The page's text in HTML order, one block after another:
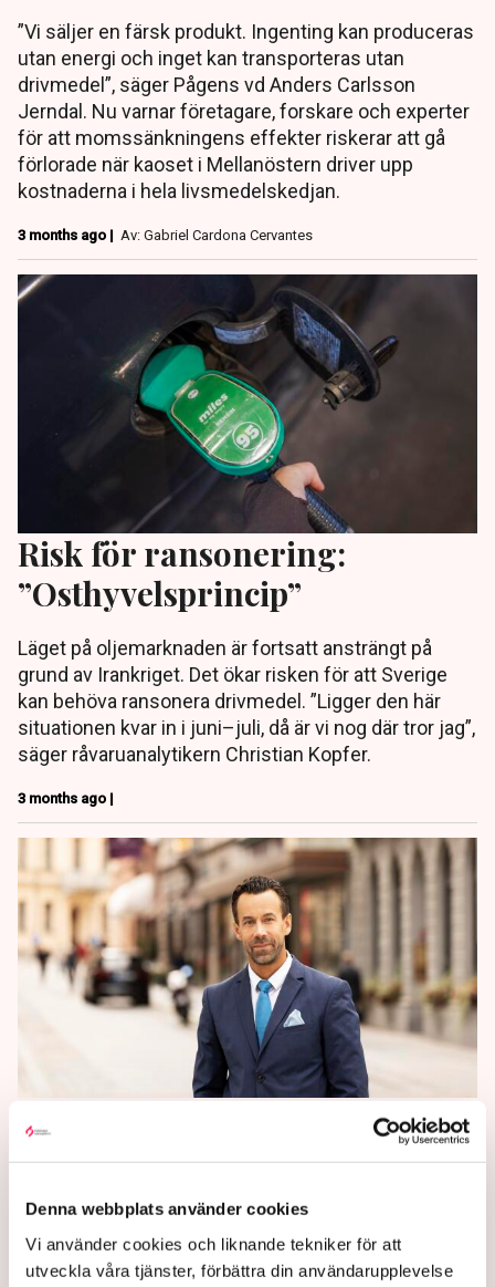
Denna webbplats använder cookies
Vi använder cookies och liknande tekniker för att
utveckla våra tjänster, förbättra din användarupplevelse
”Vi säljer en färsk produkt. Ingenting kan produceras
utan energi och inget kan transporteras utan
drivmedel”, säger Pågens vd Anders Carlsson
Jerndal. Nu varnar företagare, forskare och experter
för att momssänkningens effekter riskerar att gå
förlorade när kaoset i Mellanöstern driver upp
kostnaderna i hela livsmedelskedjan.
3 months ago | Av: Gabriel Cardona Cervantes
Risk för ransonering:
”Osthyvelsprincip”
Läget på oljemarknaden är fortsatt ansträngt på
grund av Irankriget. Det ökar risken för att Sverige
kan behöva ransonera drivmedel. ”Ligger den här
situationen kvar in i juni–juli, då är vi nog där tror jag”,
säger råvaruanalytikern Christian Kopfer.
3 months ago |
Experten: Vänj dig vid högt
bensinpris
Priset på drivmedel i Sverige kommer att fortsätta
stiga, enligt Christian Kopfer på Arctic Securities.
4 months ago |